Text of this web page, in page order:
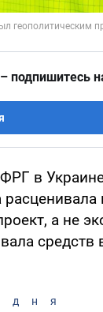
подпишитесь
в
расценивала
а не
средств
дня